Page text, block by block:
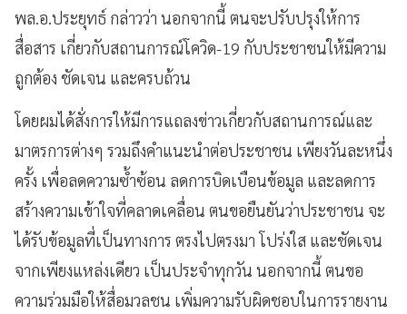
พล.อ.ประยุทธ์ กล่าวว่า นอกจากนี้ ตนจะปรับปรุงให้การ
สื่อสาร เกี่ยวกับสถานการณ์โควิด-19 กับประชาชนให้มีความ
ถูกต้อง ชัดเจน และครบถ้วน
โดยผมได้สั่งการให้มีการแถลงข่าวเกี่ยวกับสถานการณ์และ
มาตรการต่างๆ รวมถึงคำแนะนำต่อประชาชน เพียงวันละหนึ่ง
ครั้ง เพื่อลดความซ้ำซ้อน ลดการบิดเบือนข้อมูล และลดการ
สร้างความเข้าใจที่คลาดเคลื่อน ตนขอยืนยันว่าประชาชน จะ
ได้รับข้อมูลที่เป็นทางการ ตรงไปตรงมา โปร่งใส และชัดเจน
จากเพียงแหล่งเดียว เป็นประจำทุกวัน นอกจากนี้ ตนขอ
ความร่วมมือให้สื่อมวลชน เพิ่มความรับผิดชอบในการรายงาน